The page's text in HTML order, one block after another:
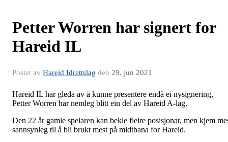
Petter Worren har signert for
Hareid IL
Postet av Hareid Idrettslag den 29. jun 2021
Hareid IL har gleda av å kunne presentere endå ei nysignering,
Petter Worren har nemleg blitt ein del av Hareid A-lag.
Den 22 år gamle spelaren kan bekle fleire posisjonar, men kjem
sannsynleg til å bli brukt mest på midtbana for Hareid.